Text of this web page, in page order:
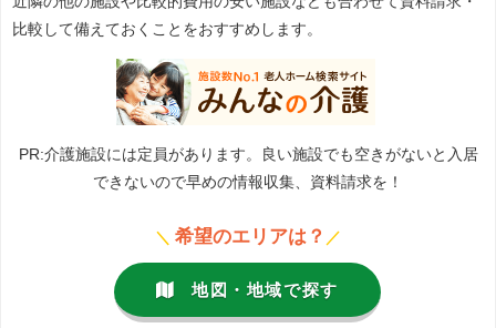
比較して備えておくことをおすすめします。
PR:介護施設には定員があります。良い施設でも空きがないと入居
できないので早めの情報収集、資料請求を！
＼ 希望のエリアは？ ／
地図・地域で探す